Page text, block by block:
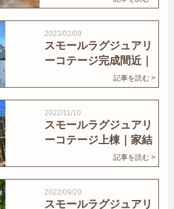
2023/02/09
スモールラグジュアリ
ーコテージ完成間近｜
記事を読む >
2022/11/10
スモールラグジュアリ
ーコテージ上棟｜家結
記事を読む >
2022/09/20
スモールラグジュアリ